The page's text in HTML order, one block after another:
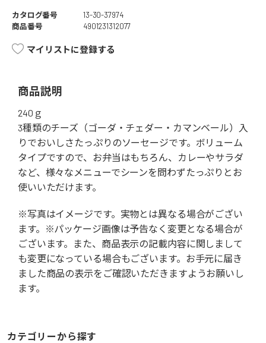
カタログ番号
13-30-37974
商品番号
4901231312077
マイリストに登録する
商品説明
240ｇ
3種類のチーズ（ゴーダ・チェダー・カマンベール）入
りでおいしさたっぷりのソーセージです。ボリューム
タイプですので、お弁当はもちろん、カレーやサラダ
など、様々なメニューでシーンを問わずたっぷりとお
使いいただけます。
※写真はイメージです。実物とは異なる場合がござい
ます。※パッケージ画像は予告なく変更となる場合が
ございます。また、商品表示の記載内容に関しまして
も変更になっている場合もございます。お手元に届き
ました商品の表示をご確認いただきますようお願いし
ます。
カテゴリーから探す